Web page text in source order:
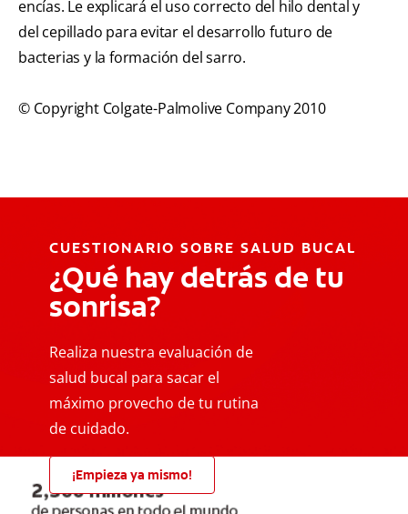
encías. Le explicará el uso correcto del hilo dental y
del cepillado para evitar el desarrollo futuro de
bacterias y la formación del sarro.
© Copyright Colgate-Palmolive Company 2010
CUESTIONARIO SOBRE SALUD BUCAL
¿Qué hay detrás de tu
sonrisa?
Realiza nuestra evaluación de
salud bucal para sacar el
máximo provecho de tu rutina
de cuidado.
¡Empieza ya mismo!